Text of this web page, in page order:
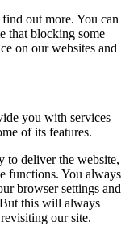
out more. You can
that blocking some
on our websites and
you with services
of its features.
to deliver the website,
functions. You always
browser settings and
this will always
our site.